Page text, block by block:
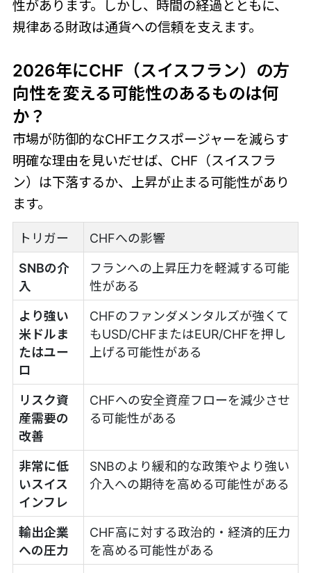
性があります。しかし、時間の経過とともに、
規律ある財政は通貨への信頼を支えます。
2026年にCHF（スイスフラン）の方
向性を変える可能性のあるものは何
か？
市場が防御的なCHFエクスポージャーを減らす
明確な理由を見いだせば、CHF（スイスフラ
ン）は下落するか、上昇が止まる可能性があり
ます。
トリガー CHFへの影響
SNBの介
入
フランへの上昇圧力を軽減する可能
性がある
より強い
米ドルま
たはユー
ロ
CHFのファンダメンタルズが強くて
もUSD/CHFまたはEUR/CHFを押し
上げる可能性がある
リスク資
産需要の
改善
CHFへの安全資産フローを減少させ
る可能性がある
非常に低
いスイス
インフレ
SNBのより緩和的な政策やより強い
介入への期待を高める可能性がある
輸出企業
への圧力
CHF高に対する政治的・経済的圧力
を高める可能性がある